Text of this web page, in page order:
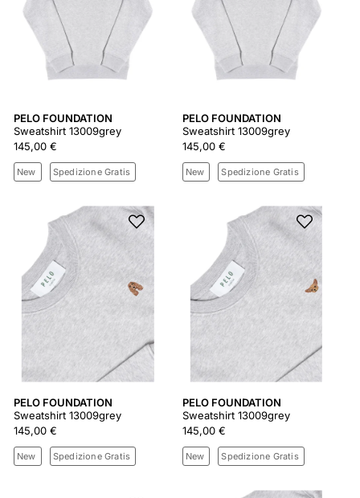
PELO FOUNDATION
Sweatshirt 13009grey
145,00 €
New Spedizione Gratis
PELO FOUNDATION
Sweatshirt 13009grey
145,00 €
New Spedizione Gratis
PELO FOUNDATION
Sweatshirt 13009grey
145,00 €
New Spedizione Gratis
PELO FOUNDATION
Sweatshirt 13009grey
145,00 €
New Spedizione Gratis